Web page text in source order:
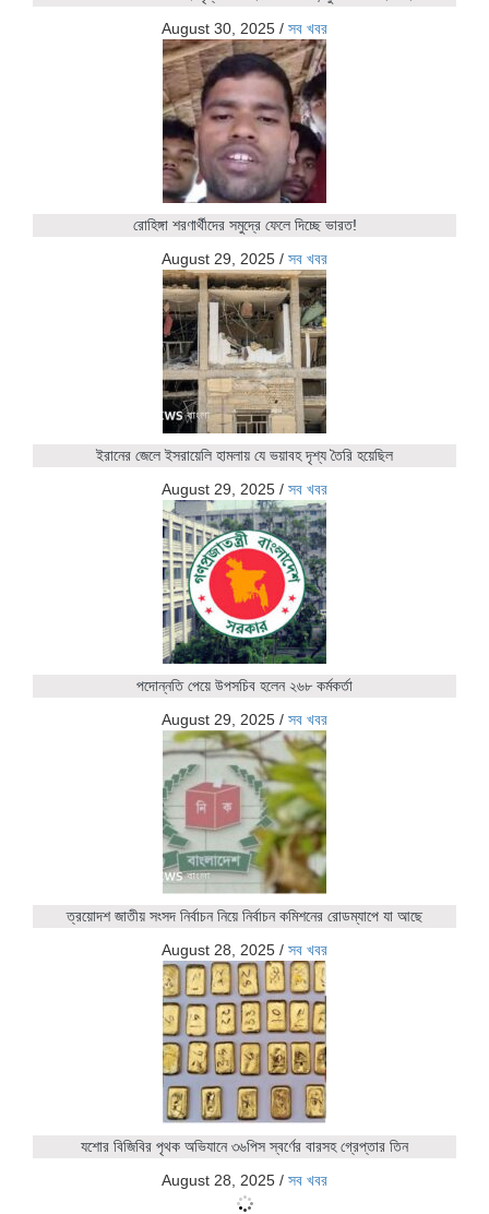
August 30, 2025 / সব খবর
রোহিঙ্গা শরণার্থীদের সমুদ্রে ফেলে দিচ্ছে ভারত!
August 29, 2025 / সব খবর
ইরানের জেলে ইসরায়েলি হামলায় যে ভয়াবহ দৃশ্য তৈরি হয়েছিল
August 29, 2025 / সব খবর
পদোন্নতি পেয়ে উপসচিব হলেন ২৬৮ কর্মকর্তা
August 29, 2025 / সব খবর
ত্রয়োদশ জাতীয় সংসদ নির্বাচন নিয়ে নির্বাচন কমিশনের রোডম্যাপে যা আছে
August 28, 2025 / সব খবর
যশোর বিজিবির পৃথক অভিযানে ৩৬পিস স্বর্ণের বারসহ গ্রেপ্তার তিন
August 28, 2025 / সব খবর